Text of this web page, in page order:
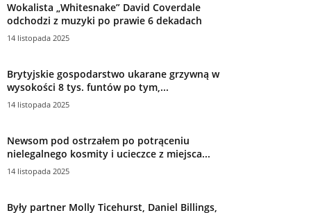
Wokalista „Whitesnake” David Coverdale
odchodzi z muzyki po prawie 6 dekadach
14 listopada 2025
Brytyjskie gospodarstwo ukarane grzywną w
wysokości 8 tys. funtów po tym,...
14 listopada 2025
Newsom pod ostrzałem po potrąceniu
nielegalnego kosmity i ucieczce z miejsca...
14 listopada 2025
Były partner Molly Ticehurst, Daniel Billings,